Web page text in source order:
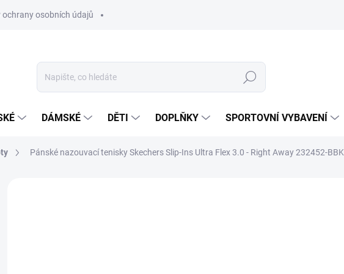
ochrany osobních údajů
Hledat
DÁMSKÉ DĚTI DOPLŇKY SPORTOVNÍ VYBAVENÍ
Pánské nazouvací tenisky Skechers Slip-Ins Ultra Flex 3.0 - Right Away 232452-BBK